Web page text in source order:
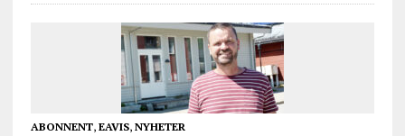
ABONNENT, EAVIS, NYHETER